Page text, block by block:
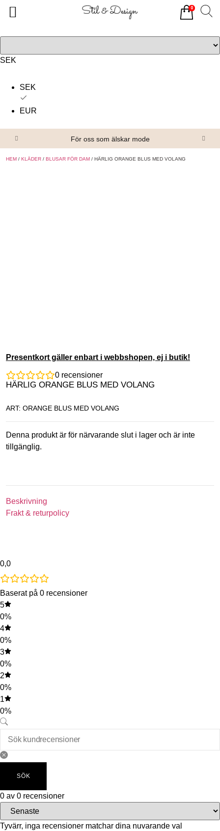
SEK
SEK
EUR
För oss som älskar mode
HEM / KLÄDER / BLUSAR FÖR DAM / HÄRLIG ORANGE BLUS MED VOLANG
Presentkort gäller enbart i webbshopen, ej i butik!
0 recensioner
HÄRLIG ORANGE BLUS MED VOLANG
ART: ORANGE BLUS MED VOLANG
Denna produkt är för närvarande slut i lager och är inte
tillgänglig.
Beskrivning
Frakt & returpolicy
0,0
Baserat på 0 recensioner
5
0%
4
0%
3
0%
2
0%
1
0%
SÖK
0 av 0 recensioner
Tyvärr, inga recensioner matchar dina nuvarande val
0
Alla produkter
Om oss